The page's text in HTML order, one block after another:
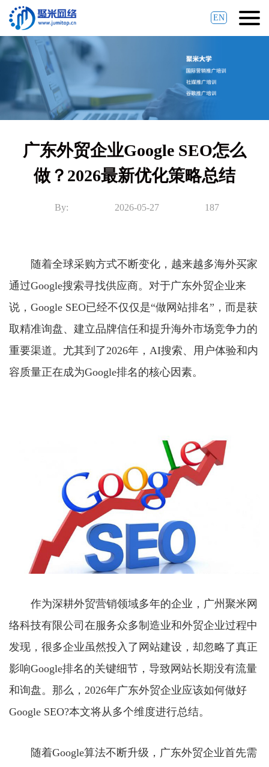
EN
广东外贸企业Google SEO怎么
做？2026最新优化策略总结
By: 2026-05-27 187
随着全球采购方式不断变化，越来越多海外买家
通过Google搜索寻找供应商。对于广东外贸企业来
说，Google SEO已经不仅仅是“做网站排名”，而是获
取精准询盘、建立品牌信任和提升海外市场竞争力的
重要渠道。尤其到了2026年，AI搜索、用户体验和内
容质量正在成为Google排名的核心因素。
作为深耕外贸营销领域多年的企业，广州聚米网
络科技有限公司在服务众多制造业和外贸企业过程中
发现，很多企业虽然投入了网站建设，却忽略了真正
影响Google排名的关键细节，导致网站长期没有流量
和询盘。那么，2026年广东外贸企业应该如何做好
Google SEO?本文将从多个维度进行总结。
随着Google算法不断升级，广东外贸企业首先需